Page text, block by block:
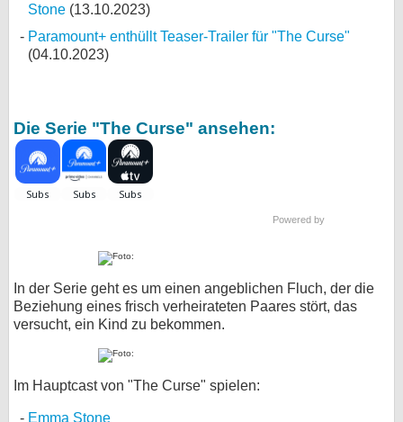
Stone (13.10.2023)
Paramount+ enthüllt Teaser-Trailer für "The Curse"
(04.10.2023)
Die Serie "The Curse" ansehen:
Powered by
In der Serie geht es um einen angeblichen Fluch, der die
Beziehung eines frisch verheirateten Paares stört, das
versucht, ein Kind zu bekommen.
Im Hauptcast von "The Curse" spielen:
Emma Stone